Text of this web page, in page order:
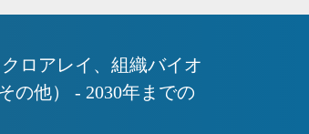
ロアレイ、組織バイオ
の他） - 2030年までの